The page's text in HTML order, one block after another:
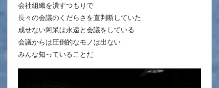
会社組織を潰すつもりで
長々の会議のくだらさを直判断していた
成せない阿呆は永遠と会議をしている
会議からは圧倒的なモノは出ない
みんな知っていることだ